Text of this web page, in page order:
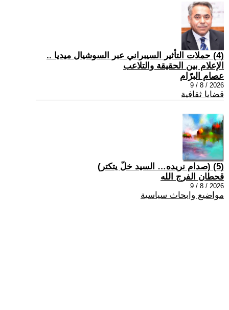
(4) حملات التأثير السيبراني عبر السوشيال ميديا ..
الإعلام بين الحقيقة والتلاعب
عصام البرّام
2026 / 8 / 9
قضايا ثقافية
(5) (صدام نريده… السيد خلّ يتكتر)
قحطان الفرج الله
2026 / 8 / 9
مواضيع وابحاث سياسية